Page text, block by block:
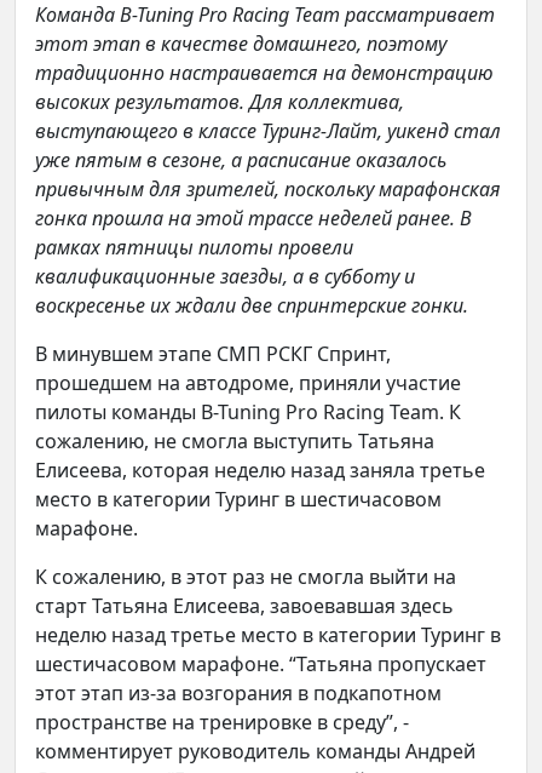
Команда B-Tuning Pro Racing Team рассматривает
этот этап в качестве домашнего, поэтому
традиционно настраивается на демонстрацию
высоких результатов. Для коллектива,
выступающего в классе Туринг-Лайт, уикенд стал
уже пятым в сезоне, а расписание оказалось
привычным для зрителей, поскольку марафонская
гонка прошла на этой трассе неделей ранее. В
рамках пятницы пилоты провели
квалификационные заезды, а в субботу и
воскресенье их ждали две спринтерские гонки.
В минувшем этапе СМП РСКГ Спринт,
прошедшем на автодроме, приняли участие
пилоты команды B-Tuning Pro Racing Team. К
сожалению, не смогла выступить Татьяна
Елисеева, которая неделю назад заняла третье
место в категории Туринг в шестичасовом
марафоне.
К сожалению, в этот раз не смогла выйти на
старт Татьяна Елисеева, завоевавшая здесь
неделю назад третье место в категории Туринг в
шестичасовом марафоне. “Татьяна пропускает
этот этап из-за возгорания в подкапотном
пространстве на тренировке в среду”, -
комментирует руководитель команды Андрей